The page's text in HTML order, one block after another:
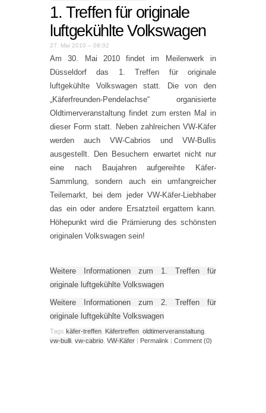
1. Treffen für originale
luftgekühlte Volkswagen
27. Mai 2010 – 08:02
Am 30. Mai 2010 findet im Meilenwerk in
Düsseldorf das 1. Treffen für originale
luftgekühlte Volkswagen statt. Die von den
„Käferfreunden-Pendelachse“ organisierte
Oldtimerveranstaltung findet zum ersten Mal in
dieser Form statt. Neben zahlreichen VW-Käfer
werden auch VW-Cabrios und VW-Bullis
ausgestellt. Den Besuchern erwartet nicht nur
eine nach Baujahren aufgereihte Käfer-
Sammlung, sondern auch ein umfangreicher
Teilemarkt, bei dem jeder VW-Käfer-Liebhaber
das ein oder andere Ersatzteil ergattern kann.
Höhepunkt wird die Prämierung des schönsten
originalen Volkswagen sein!
Weitere Informationen zum 1. Treffen für
originale luftgekühlte Volkswagen
Weitere Informationen zum 2. Treffen für
originale luftgekühlte Volkswagen
Tags käfer-treffen Käfertreffen oldtimerveranstaltung
vw-bulli vw-cabrio VW-Käfer | Permalink | Comment (0)